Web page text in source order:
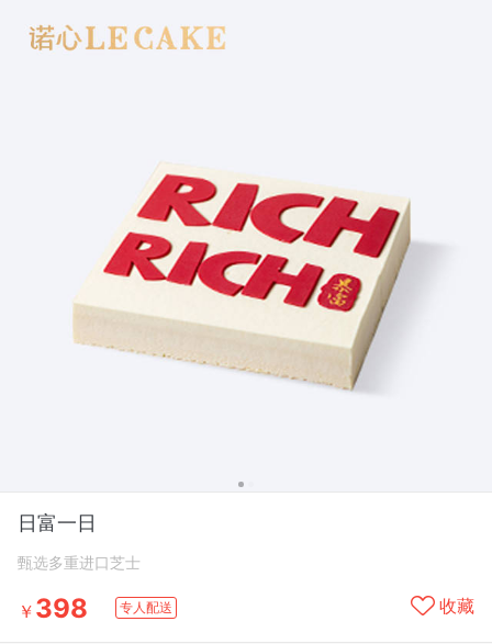
日富一日
甄选多重进口芝士
￥ 398 专人配送 收藏